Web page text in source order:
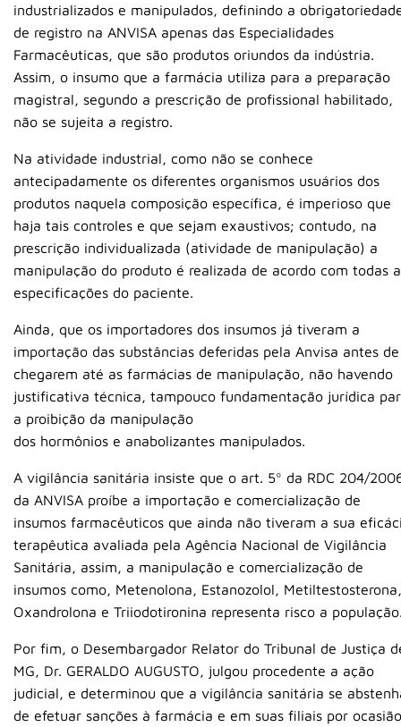
industrializados e manipulados, definindo a
de registro na ANVISA apenas das Especialidades
Farmacêuticas, que são produtos oriundos da indústria.
Assim, o insumo que a farmácia utiliza para a preparação
magistral, segundo a prescrição de profissional habilitado,
não se sujeita a registro.
Na atividade industrial, como não se conhece
antecipadamente os diferentes organismos usuários dos
produtos naquela composição específica, é imperioso que
haja tais controles e que sejam exaustivos; contudo, na
prescrição individualizada (atividade de manipulação) a
manipulação do produto é realizada de acordo com todas
especificações do paciente.
Ainda, que os importadores dos insumos já tiveram a
importação das substâncias deferidas pela Anvisa antes de
chegarem até as farmácias de manipulação, não havendo
justificativa técnica, tampouco fundamentação jurídica
a proibição da manipulação
dos hormônios e anabolizantes manipulados.
A vigilância sanitária insiste que o art. 5º da RDC 204/
da ANVISA proíbe a importação e comercialização de
insumos farmacêuticos que ainda não tiveram a sua
terapêutica avaliada pela Agência Nacional de Vigilância
Sanitária, assim, a manipulação e comercialização de
insumos como, Metenolona, Estanozolol, Metiltestosterona,
Oxandrolona e Triiodotironina representa risco a
Por fim, o Desembargador Relator do Tribunal de Justiça
MG, Dr. GERALDO AUGUSTO, julgou procedente a ação
judicial, e determinou que a vigilância sanitária se
de efetuar sanções à farmácia e em suas filiais por ocasião